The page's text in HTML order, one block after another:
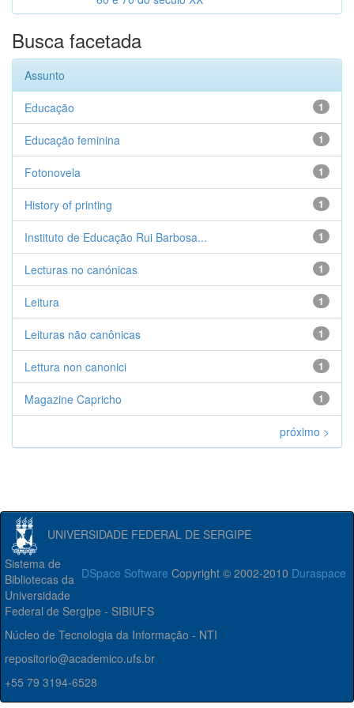
Busca facetada
Assunto
1
Educação
1
Educação feminina
1
Fotonovela
1
History of printing
1
Instituto de Educação Rui Barbosa...
1
Lecturas no canónicas
1
Leitura
1
Leituras não canônicas
1
Lettura non canonici
1
Magazine Capricho
próximo >
UNIVERSIDADE FEDERAL DE SERGIPE
DSpace Software Copyright © 2002-2010 Duraspace
Sistema de
Bibliotecas da
Universidade
Federal de Sergipe - SIBIUFS
Núcleo de Tecnologia da Informação - NTI
repositorio@academico.ufs.br
+55 79 3194-6528